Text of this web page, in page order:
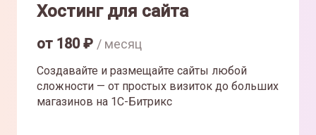
Хостинг для сайта
от 180₽ / месяц
Создавайте и размещайте сайты любой
сложности — от простых визиток до больших
магазинов на 1С-Битрикс